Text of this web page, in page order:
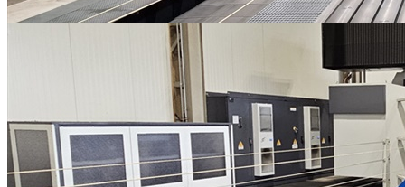
LAVORAZIONI MECCANICHE